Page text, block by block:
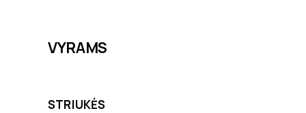
VYRAMS
STRIUKĖS